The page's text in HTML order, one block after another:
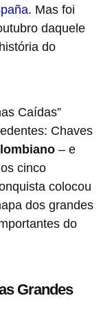
. Mas foi
daquele
do
Caídas”
Chaves
– e
cinco
colocou
dos grandes
do
Grandes